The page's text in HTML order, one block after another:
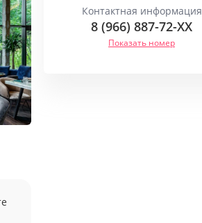
Контактная информация
8 (966) 887-72-XX
Показать номер